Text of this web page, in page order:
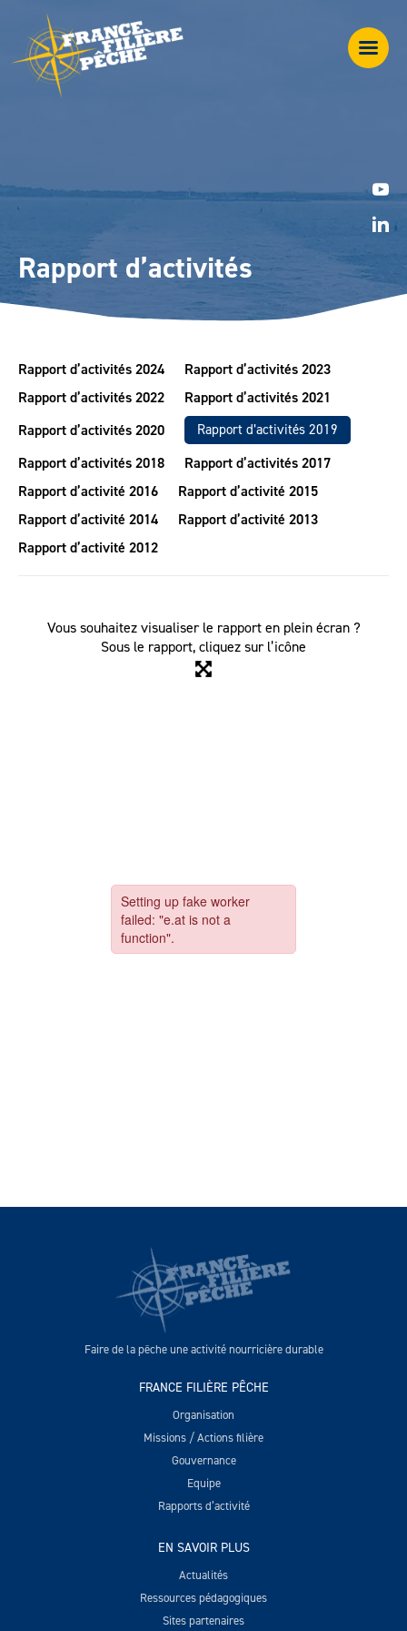
Rapport d’activités
Rapport d’activités 2024
Rapport d’activités 2023
Rapport d’activités 2022
Rapport d’activités 2021
Rapport d’activités 2020
Rapport d’activités 2019
Rapport d’activités 2018
Rapport d’activités 2017
Rapport d’activité 2016
Rapport d’activité 2015
Rapport d’activité 2014
Rapport d’activité 2013
Rapport d’activité 2012
Vous souhaitez visualiser le rapport en plein écran ?
Sous le rapport, cliquez sur l’icône
Faire de la pêche une activité nourricière durable
FRANCE FILIÈRE PÊCHE
Organisation
Missions / Actions filière
Gouvernance
Equipe
Rapports d’activité
EN SAVOIR PLUS
Actualités
Ressources pédagogiques
Sites partenaires